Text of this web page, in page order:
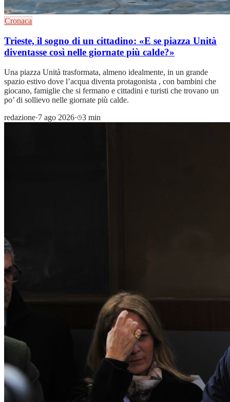
Cronaca
Trieste, il sogno di un cittadino: «E se piazza Unità
diventasse così nelle giornate più calde?»
Una piazza Unità trasformata, almeno idealmente, in un grande
spazio estivo dove l’acqua diventa protagonista , con bambini che
giocano, famiglie che si fermano e cittadini e turisti che trovano un
po’ di sollievo nelle giornate più calde.
redazione·7 ago 2026· 3 min